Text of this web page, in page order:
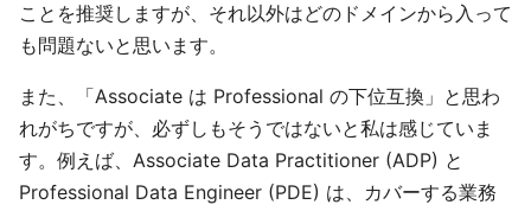
ことを推奨しますが、それ以外はどのドメインから入って
も問題ないと思います。
また、「Associate は Professional の下位互換」と思わ
れがちですが、必ずしもそうではないと私は感じていま
す。例えば、Associate Data Practitioner (ADP) と
Professional Data Engineer (PDE) は、カバーする業務